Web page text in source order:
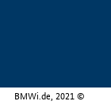
BMWi.de, 2021 ©